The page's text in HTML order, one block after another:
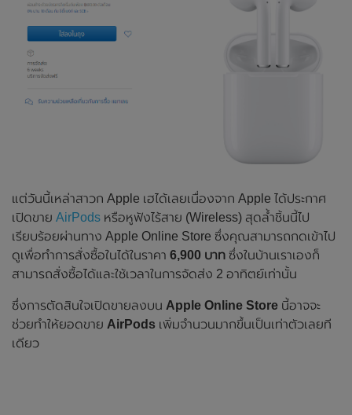
แต่วันนี้เหล่าสาวก Apple เฮได้เลยเนื่องจาก Apple ได้ประกาศ
เปิดขาย AirPods หรือหูฟังไร้สาย (Wireless) สุดล้ำชิ้นนี้ไป
เรียบร้อยผ่านทาง Apple Online Store ซึ่งคุณสามารถกดเข้าไป
ดูเพื่อทำการสั่งซื้อในได้ในราคา 6,900 บาท ซึ่งในบ้านเราเองก็
สามารถสั่งซื้อได้และใช้เวลาในการจัดส่ง 2 อาทิตย์เท่านั้น
ซึ่งการตัดสินใจเปิดขายลงบน Apple Online Store นี้อาจจะ
ช่วยทำให้ยอดขาย AirPods เพิ่มจำนวนมากขึ้นเป็นเท่าตัวเลยที
เดียว